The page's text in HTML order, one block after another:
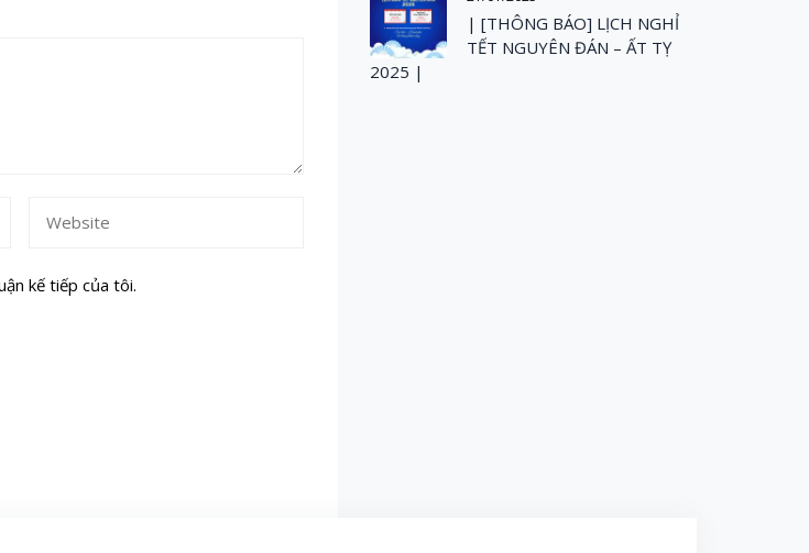
kế tiếp của tôi.
| [THÔNG BÁO] LỊCH NGHỈ
TẾT NGUYÊN ĐÁN – ẤT TỴ
2025 |